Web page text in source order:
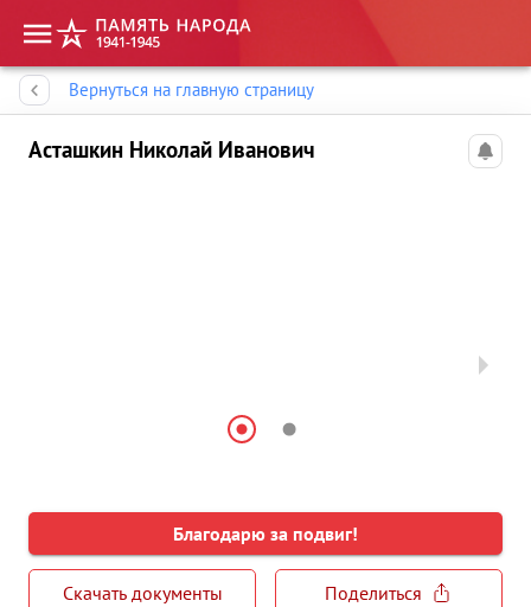
Вернуться на главную страницу
Асташкин Николай Иванович
Благодарю за подвиг!
Скачать документы
Поделиться
Память народа